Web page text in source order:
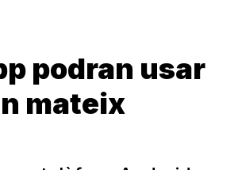
podran usar
mateix